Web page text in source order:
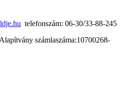
telefonszám: 06-30/33-88-245
számlaszáma:10700268-